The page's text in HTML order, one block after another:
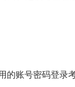
的账号密码登录